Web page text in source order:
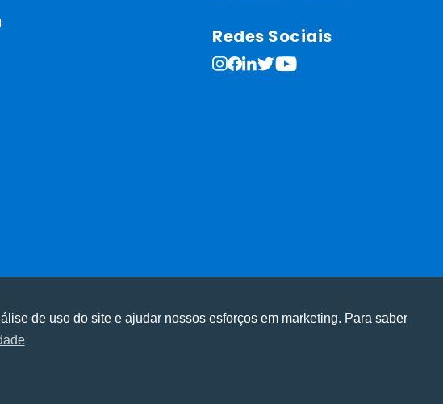
você interage em nosso site e personalizar conteúdo.
você interage em nosso site e personalizar conteúdo.
Redes Sociais
de uso do site e ajudar nossos esforços em marketing. Para saber